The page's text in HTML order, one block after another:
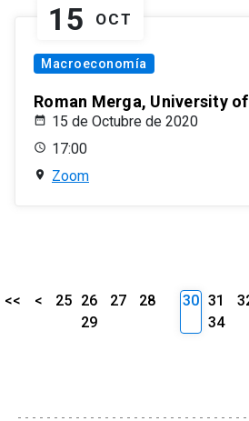
15 OCT
Macroeconomía
Roman Merga, University
15 de Octubre de 2020
17:00
Zoom
<< < 25 26 27
28
29
30 31
34